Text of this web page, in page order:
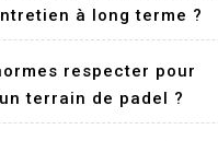
à long terme ?
respecter pour
terrain de padel ?